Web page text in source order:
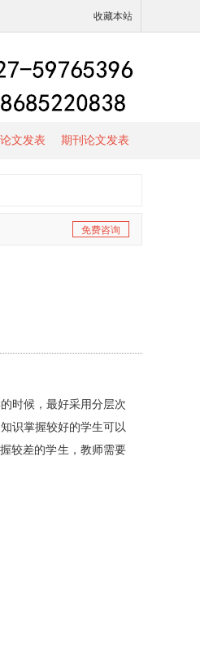
收藏本站
文发表 期刊论文发表
免费咨询
时候，最好采用分层次
识掌握较好的学生可以
较差的学生，教师需要